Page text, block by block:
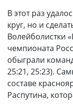
В этот раз
круг, но и
Волейболистки
чемпионата
обыграли
25:21, 25:23).
составе
Распутина,